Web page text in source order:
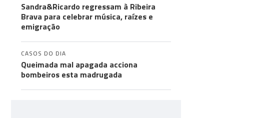
Sandra&Ricardo regressam à Ribeira
Brava para celebrar música, raízes e
emigração
CASOS DO DIA
Queimada mal apagada acciona
bombeiros esta madrugada